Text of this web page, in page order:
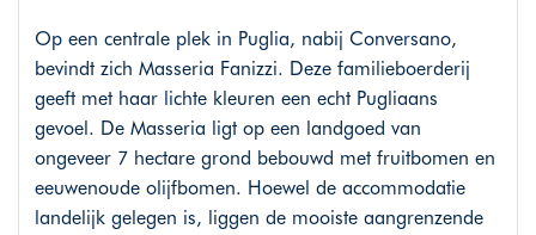
Op een centrale plek in Puglia, nabij Conversano,
bevindt zich Masseria Fanizzi. Deze familieboerderij
geeft met haar lichte kleuren een echt Pugliaans
gevoel. De Masseria ligt op een landgoed van
ongeveer 7 hectare grond bebouwd met fruitbomen en
eeuwenoude olijfbomen. Hoewel de accommodatie
landelijk gelegen is, liggen de mooiste aangrenzende